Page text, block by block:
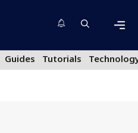
Guides Tutorials